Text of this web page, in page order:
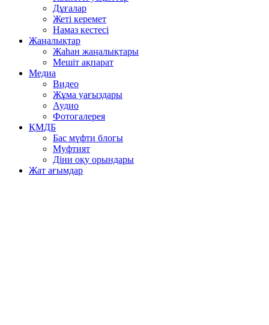
Дұғалар
Жеті керемет
Намаз кестесі
Жаңалықтар
Жаһан жаңалықтары
Мешіт ақпарат
Медиа
Видео
Жұма уағыздары
Аудио
Фотогалерея
ҚМДБ
Бас мүфти блогы
Муфтият
Діни оқу орындары
Жат ағымдар